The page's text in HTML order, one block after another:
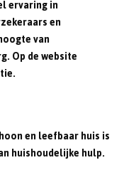
ervaring in
en
van
Op de website
en leefbaar huis is
huishoudelijke hulp.